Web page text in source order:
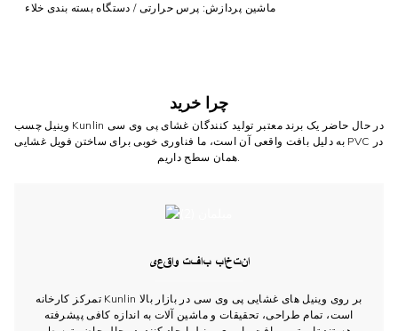
ماشین پردازش: پرس حرارتی / دستگاه بسته بندی خلاء
چرا خرید
وینیل چسب Kunlin در حال حاضر یک برند معتبر تولید کنندگان غشای پی وی سی
به دلیل بافت واقعی آن است، ما فناوری خوبی برای ساختن فویل غشایی PVC در
انتخاب بافت واقعی
تمرکز کارخانه Kunlin بر روی وینیل های غشایی پی وی سی در بازار بالا
است، تمام طراحی، تحقیقات و ماشین آلات به اندازه کافی پیشرفته